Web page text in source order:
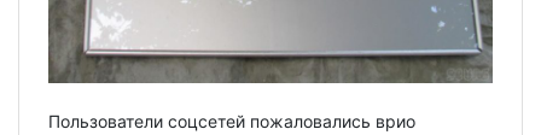
Пользователи соцсетей пожаловались врио